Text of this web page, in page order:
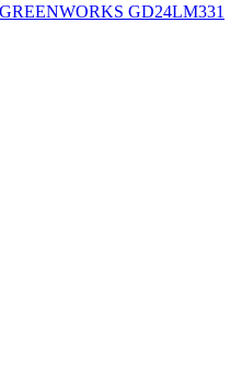
GREENWORKS GD24LM331